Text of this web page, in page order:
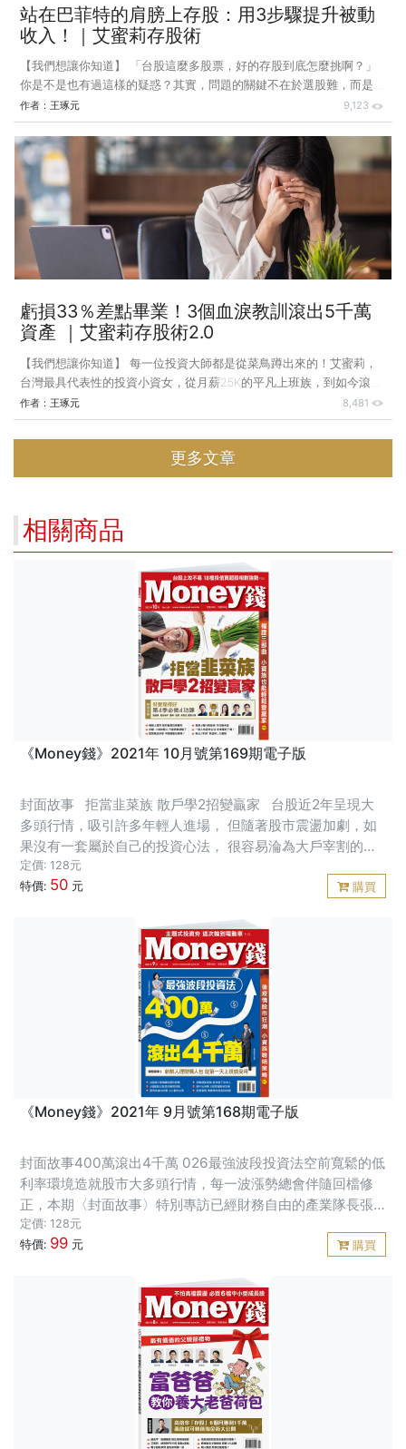
站在巴菲特的肩膀上存股：用3步驟提升被動
收入！｜艾蜜莉存股術
【我們想讓你知道】 「台股這麼多股票，好的存股到底怎麼挑啊？」
你是不是也有過這樣的疑惑？其實，問題的關鍵不在於選股難，而是我
們習慣把事情想得太複雜。艾蜜莉總說：「生活中每天接觸的那些公
司，才是最好的投資靈感來源！」 回想一下：早上去 7-11 買早餐、用
中華電信的網路聯繫家人、到銀行存款辦事……這些你天天接觸的品
牌，就是穩健存股的第一步。今天就來和大家聊聊艾蜜莉存股術的核
心，教你從生活中找到優質存股標的，讓被動收入成為你的財富增長利
器！ (內文部分整理自《艾蜜莉存股術2.0》) 存股怎麼買？從巴菲特
的「能力圈」開始 能力
作者： 王琢元 9,123
虧損33％差點畢業！3個血淚教訓滾出5千萬
資產 ｜艾蜜莉存股術2.0
【我們想讓你知道】 每一位投資大師都是從菜鳥蹲出來的！艾蜜莉，
台灣最具代表性的投資小資女，從月薪25K的平凡上班族，到如今滾出
5000萬資產的存股專家。本篇我們將從她投資生涯早期曾經犯錯的真
實故事中，學習如何避開專家曾走過的彎路，幫助我們往財務自由的路
上更進一步。 (內文部分整理自《艾蜜莉存股術2.0》) 人生第一筆存
股交易就大賺100% 2008年的金融海嘯，對許多人而言是一場災難，
但艾蜜莉卻從中找到了投資的契機。她以存股的原則買入矽品
倍後成功出場。
作者： 王琢元 8,481
更多文章
相關商品
《Money錢》2021年 10月號第169期電子版
封面故事 拒當韭菜族 散戶學2招變贏家 台股近2年呈現大
多頭行情，吸引許多年輕人進場， 但隨著股市震盪加劇，如
果沒有一套屬於自己的投資心法， 很容易淪為大戶宰割的
「韭菜」。 本期〈封面故事〉專訪兩位投資達人， 跟讀者分
享他們學會獨立判斷、不再被
定價: 128元
特價: 50 元 購買
《Money錢》2021年 9月號第168期電子版
封面故事400萬滾出4千萬 026最強波段投資法空前寬鬆的低
利率環境造就股市大多頭行情，每一波漲勢總會伴隨回檔修
正，本期〈封面故事〉特別專訪已經財務自由的產業隊長張
捷、小資富媽媽陳詩慧，與讀者分享兩人高勝率的波段投資
心法。
定價: 128元
特價: 99 元 購買